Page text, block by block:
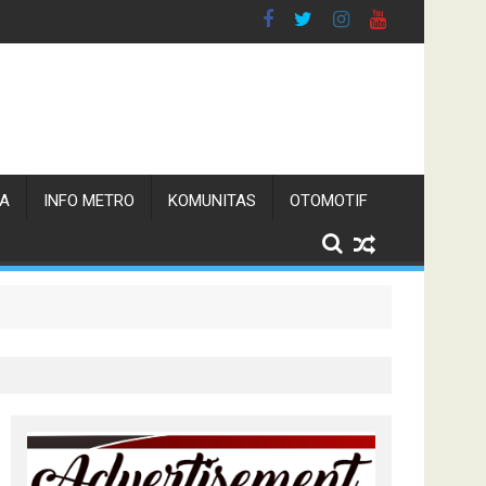
INFO METRO KOMUNITAS OTOMOTIF